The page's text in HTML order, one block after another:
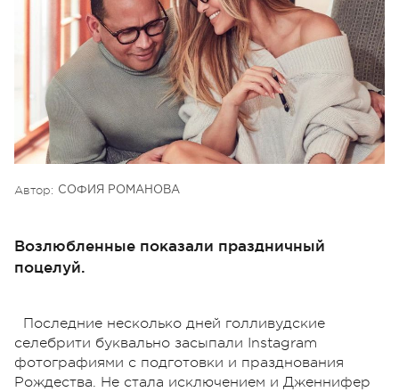
Автор: СОФИЯ РОМАНОВА
Возлюбленные показали праздничный
поцелуй.
Последние несколько дней голливудские
селебрити буквально засыпали Instagram
фотографиями с подготовки и празднования
Рождества. Не стала исключением и Дженнифер